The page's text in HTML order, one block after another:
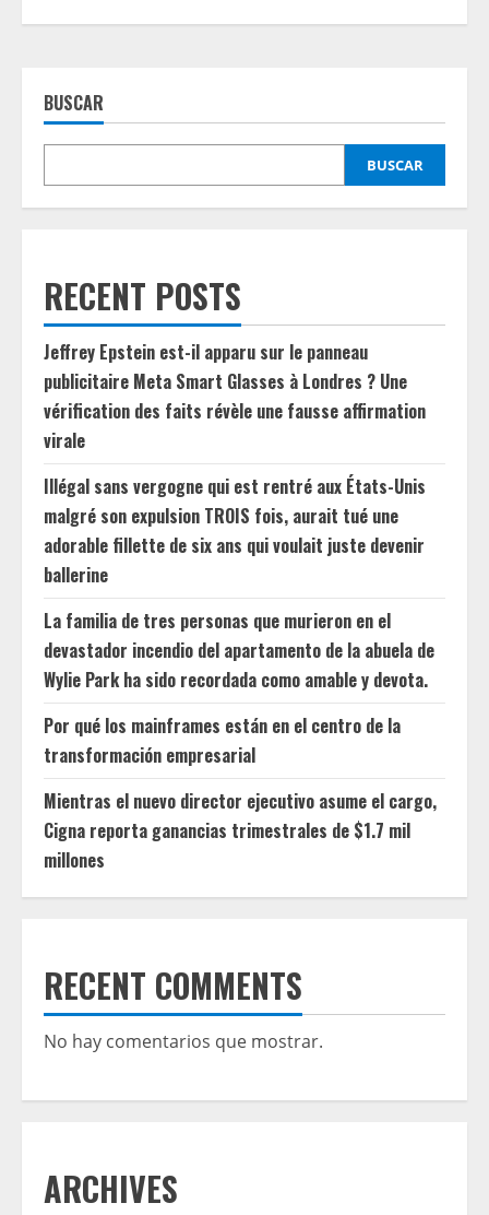
BUSCAR
BUSCAR
RECENT POSTS
Jeffrey Epstein est-il apparu sur le panneau
publicitaire Meta Smart Glasses à Londres ? Une
vérification des faits révèle une fausse affirmation
virale
Illégal sans vergogne qui est rentré aux États-Unis
malgré son expulsion TROIS fois, aurait tué une
adorable fillette de six ans qui voulait juste devenir
ballerine
La familia de tres personas que murieron en el
devastador incendio del apartamento de la abuela de
Wylie Park ha sido recordada como amable y devota.
Por qué los mainframes están en el centro de la
transformación empresarial
Mientras el nuevo director ejecutivo asume el cargo,
Cigna reporta ganancias trimestrales de $1.7 mil
millones
RECENT COMMENTS
No hay comentarios que mostrar.
ARCHIVES